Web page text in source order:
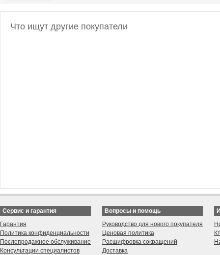
Что ищут другие покупатели
Сервис и гарантия
Гарантия
Политика конфиденциальности
Послепродажное обслуживание
Консультации специалистов
Вопросы и помощь
Руководство для нового покупателя
Ценовая политика
Расшифровка сокращений
Доставка